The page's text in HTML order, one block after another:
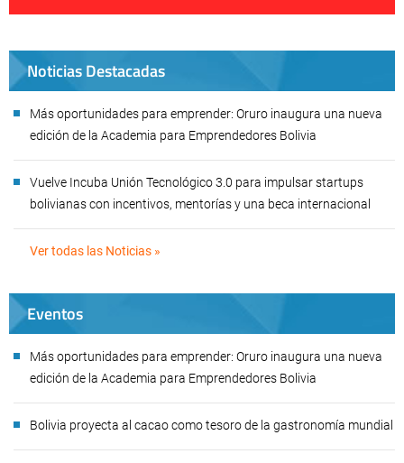
Noticias Destacadas
Más oportunidades para emprender: Oruro inaugura una nueva
edición de la Academia para Emprendedores Bolivia
Vuelve Incuba Unión Tecnológico 3.0 para impulsar startups
bolivianas con incentivos, mentorías y una beca internacional
Ver todas las Noticias »
Eventos
Más oportunidades para emprender: Oruro inaugura una nueva
edición de la Academia para Emprendedores Bolivia
Bolivia proyecta al cacao como tesoro de la gastronomía mundial